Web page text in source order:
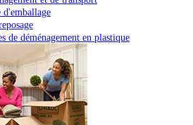
d'emballage
de déménagement en plastique